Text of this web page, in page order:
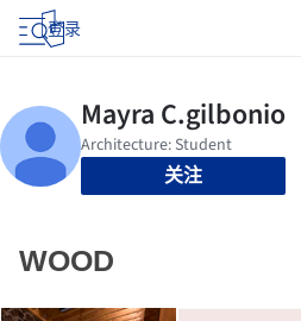
登录
关注
WOOD